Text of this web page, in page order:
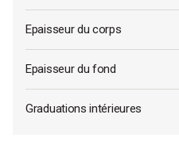
Epaisseur du corps
Epaisseur du fond
Graduations intérieures